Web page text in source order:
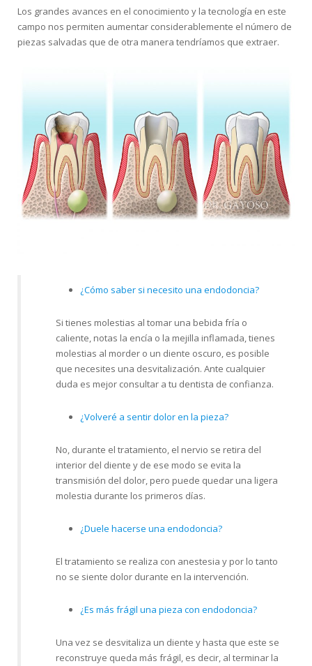
Los grandes avances en el conocimiento y la tecnología en este
campo nos permiten aumentar considerablemente el número de
piezas salvadas que de otra manera tendríamos que extraer.
¿Cómo saber si necesito una endodoncia?
Si tienes molestias al tomar una bebida fría o
caliente, notas la encía o la mejilla inflamada, tienes
molestias al morder o un diente oscuro, es posible
que necesites una desvitalización. Ante cualquier
duda es mejor consultar a tu dentista de confianza.
¿Volveré a sentir dolor en la pieza?
No, durante el tratamiento, el nervio se retira del
interior del diente y de ese modo se evita la
transmisión del dolor, pero puede quedar una ligera
molestia durante los primeros días.
¿Duele hacerse una endodoncia?
El tratamiento se realiza con anestesia y por lo tanto
no se siente dolor durante en la intervención.
¿Es más frágil una pieza con endodoncia?
Una vez se desvitaliza un diente y hasta que este se
reconstruye queda más frágil, es decir, al terminar la